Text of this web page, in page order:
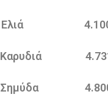
Ελιά
Καρυδιά
Σημύδα